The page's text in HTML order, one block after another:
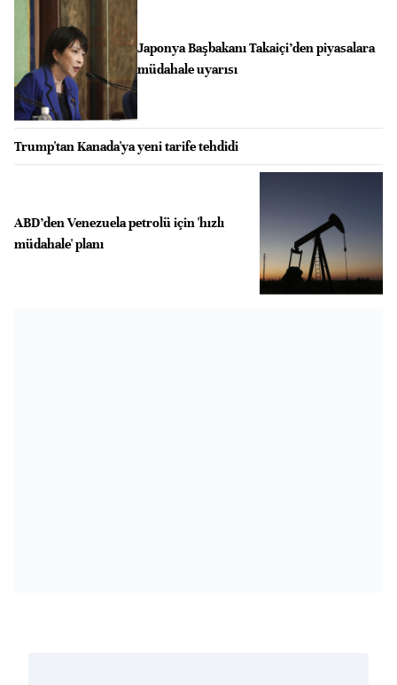
Japonya Başbakanı Takaiçi’den piyasalara
müdahale uyarısı
Trump'tan Kanada'ya yeni tarife tehdidi
ABD’den Venezuela petrolü için 'hızlı
müdahale' planı